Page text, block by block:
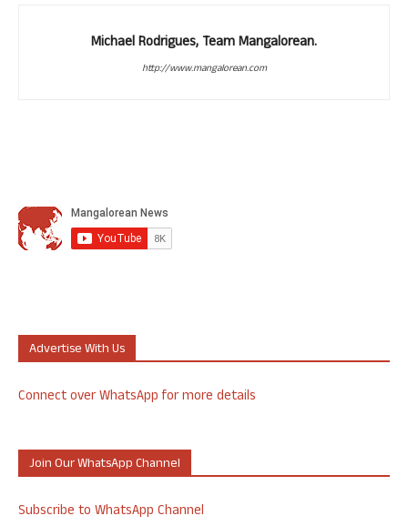
Michael Rodrigues, Team Mangalorean.
http://www.mangalorean.com
Advertise With Us
Connect over WhatsApp for more details
Join Our WhatsApp Channel
Subscribe to WhatsApp Channel